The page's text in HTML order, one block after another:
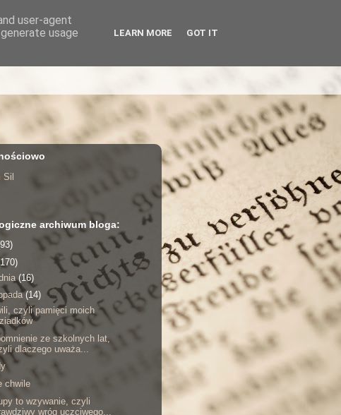
Sil
archiwum bloga:
(16)
(14)
czyli pamięci moich
ze szkolnych lat,
dlaczego uważa...
chwile
to wzywanie, czyli
wróg uczciwego...
user-agent
usage
LEARN MORE GOT IT